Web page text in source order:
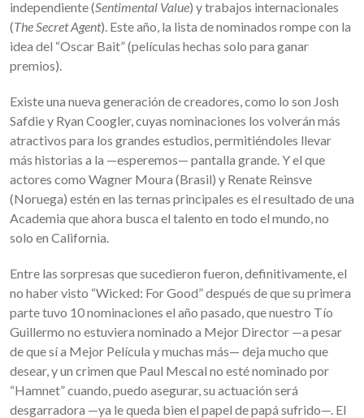
independiente (Sentimental Value) y trabajos internacionales
(The Secret Agent). Este año, la lista de nominados rompe con la
idea del “Oscar Bait” (películas hechas solo para ganar
premios).
Existe una nueva generación de creadores, como lo son Josh
Safdie y Ryan Coogler, cuyas nominaciones los volverán más
atractivos para los grandes estudios, permitiéndoles llevar
más historias a la —esperemos— pantalla grande. Y el que
actores como Wagner Moura (Brasil) y Renate Reinsve
(Noruega) estén en las ternas principales es el resultado de una
Academia que ahora busca el talento en todo el mundo, no
solo en California.
Entre las sorpresas que sucedieron fueron, definitivamente, el
no haber visto “Wicked: For Good” después de que su primera
parte tuvo 10 nominaciones el año pasado, que nuestro Tío
Guillermo no estuviera nominado a Mejor Director —a pesar
de que sí a Mejor Película y muchas más— deja mucho que
desear, y un crimen que Paul Mescal no esté nominado por
“Hamnet” cuando, puedo asegurar, su actuación será
desgarradora —ya le queda bien el papel de papá sufrido—. El